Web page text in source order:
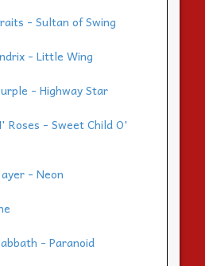
- Sultan of Swing
- Little Wing
- Highway Star
Roses - Sweet Child O'
- Neon
- Paranoid